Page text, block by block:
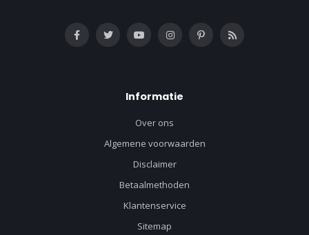
Informatie
Over ons
Algemene voorwaarden
Disclaimer
Betaalmethoden
Klantenservice
Sitemap